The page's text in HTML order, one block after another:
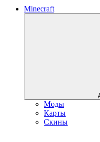
Minecraft
Моды
Карты
Скины